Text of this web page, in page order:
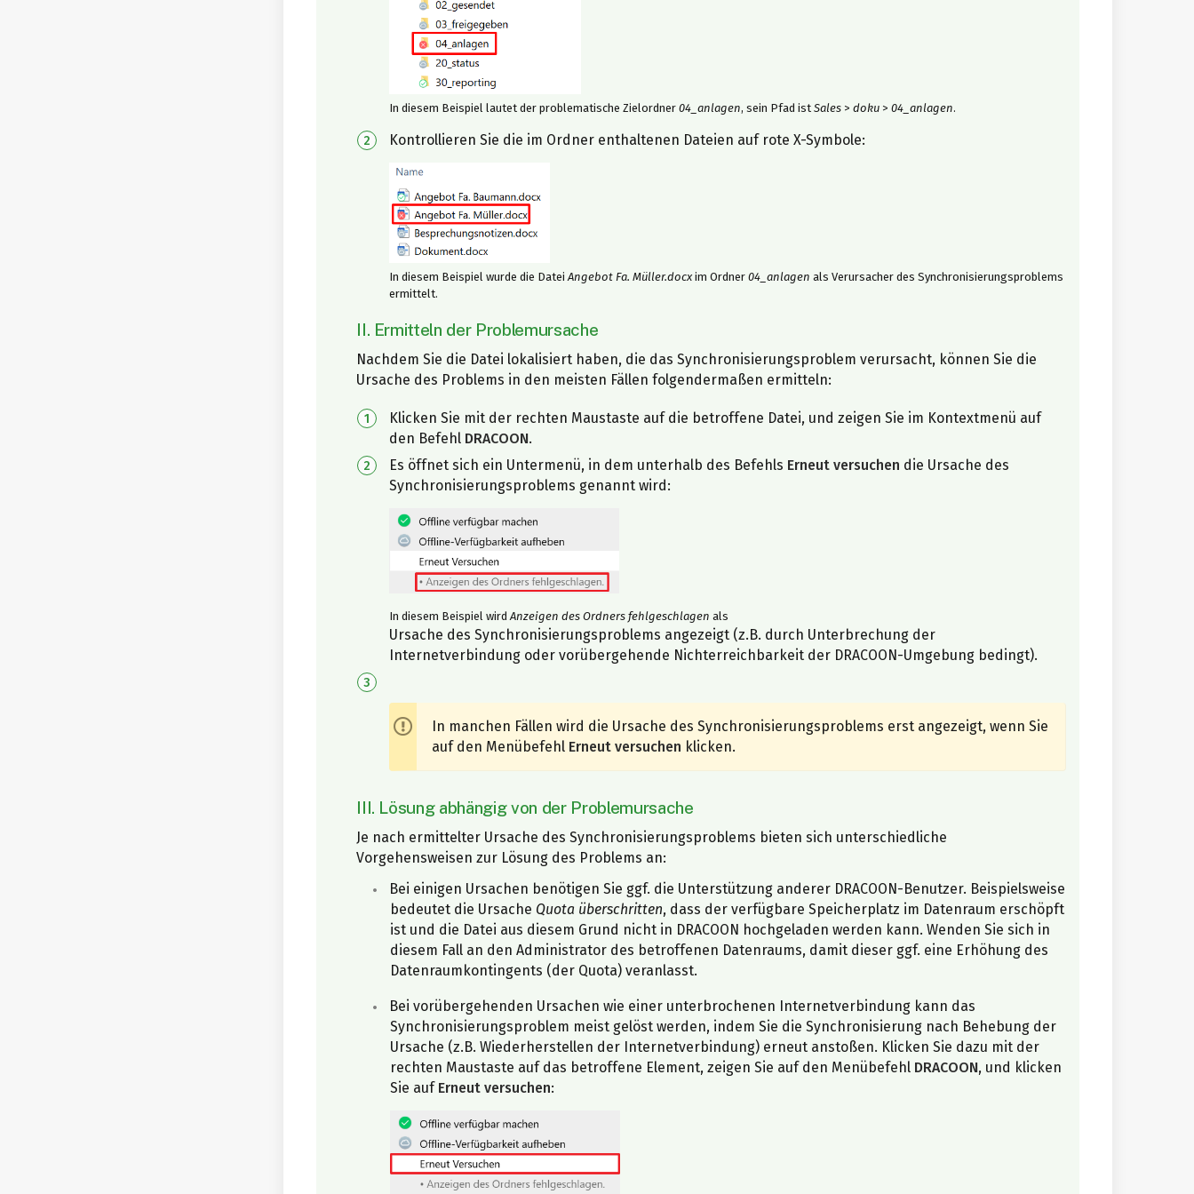
In diesem Beispiel lautet der problematische Zielordner04_anlagen, sein Pfad istSales >doku >04_anlagen.
Kontrollieren Sie die im Ordner enthaltenen Dateien auf rote X-Symbole:
In diesem Beispiel wurde die DateiAngebot Fa. Müller.docxim Ordner04_anlagenals Verursacher des Synchronisierungsproblems
ermittelt.
II. Ermitteln der Problemursache
Nachdem Sie die Datei lokalisiert haben, die das Synchronisierungsproblem verursacht, können Sie die
Ursache des Problems in den meisten Fällen folgendermaßen ermitteln:
Klicken Sie mit der rechten Maustaste auf die betroffene Datei, und zeigen Sie im Kontextmenü auf
den Befehl DRACOON.
Es öffnet sich ein Untermenü, in dem unterhalb des Befehls Erneut versuchen die Ursache des
Synchronisierungsproblems genannt wird:
In diesem Beispiel wirdAnzeigen des Ordners fehlgeschlagen als
Ursache des Synchronisierungsproblems angezeigt (z.B. durch Unterbrechung der
Internetverbindung oder vorübergehende Nichterreichbarkeit der DRACOON-Umgebung bedingt).
In manchen Fällen wird die Ursache des Synchronisierungsproblems erst angezeigt, wenn Sie
auf den Menübefehl Erneut versuchen klicken.
III. Lösung abhängig von der Problemursache
Je nach ermittelter Ursache des Synchronisierungsproblems bieten sich unterschiedliche
Vorgehensweisen zur Lösung des Problems an:
Bei einigen Ursachen benötigen Sie ggf. die Unterstützung anderer DRACOON-Benutzer. Beispielsweise
bedeutet die Ursache Quota überschritten, dass der verfügbare Speicherplatz im Datenraum erschöpft
ist und die Datei aus diesem Grund nicht in DRACOON hochgeladen werden kann. Wenden Sie sich in
diesem Fall an den Administrator des betroffenen Datenraums, damit dieser ggf. eine Erhöhung des
Datenraumkontingents (der Quota) veranlasst.
Bei vorübergehenden Ursachen wie einer unterbrochenen Internetverbindung kann das
Synchronisierungsproblem meist gelöst werden, indem Sie die Synchronisierung nach Behebung der
Ursache (z.B. Wiederherstellen der Internetverbindung) erneut anstoßen. Klicken Sie dazu mit der
rechten Maustaste auf das betroffene Element, zeigen Sie auf den Menübefehl DRACOON, und klicken
Sie auf Erneut versuchen: